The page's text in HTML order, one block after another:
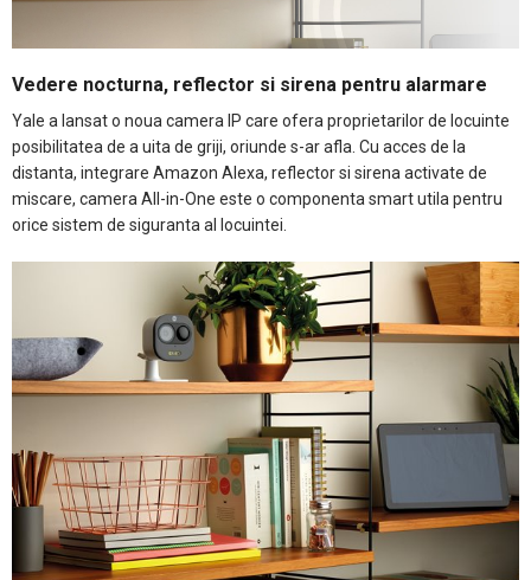
Vedere nocturna, reflector si sirena pentru alarmare
Yale a lansat o noua camera IP care ofera proprietarilor de locuinte
posibilitatea de a uita de griji, oriunde s-ar afla. Cu acces de la
distanta, integrare Amazon Alexa, reflector si sirena activate de
miscare, camera All-in-One este o componenta smart utila pentru
orice sistem de siguranta al locuintei.